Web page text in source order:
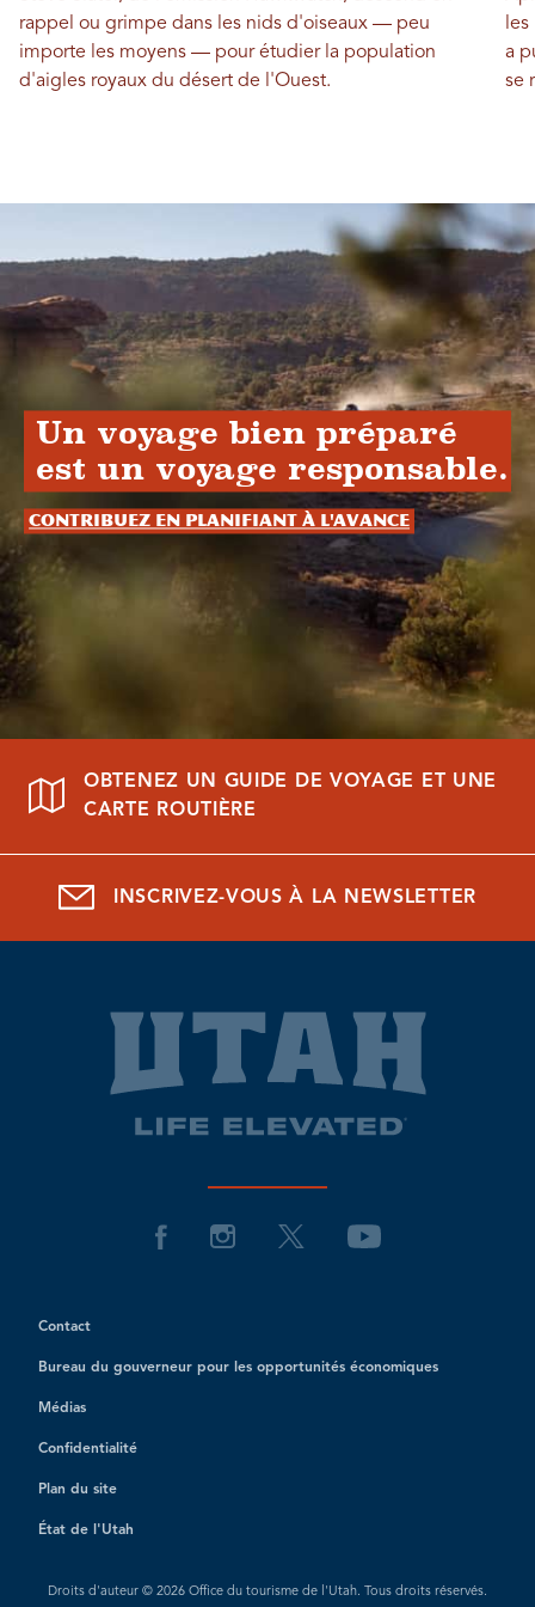
rappel ou grimpe dans les nids d'oiseaux — peu
importe les moyens — pour étudier la population
d'aigles royaux du désert de l'Ouest.
a
se
Un voyage bien préparé
est un voyage responsable.
Contribuez en planifiant à l'avance
OBTENEZ UN GUIDE DE VOYAGE ET UNE
CARTE ROUTIÈRE
INSCRIVEZ-VOUS À LA NEWSLETTER
Contact
Bureau du gouverneur pour les opportunités économiques
Médias
Confidentialité
Plan du site
État de l'Utah
Droits d'auteur © 2026 Office du tourisme de l'Utah. Tous droits réservés.